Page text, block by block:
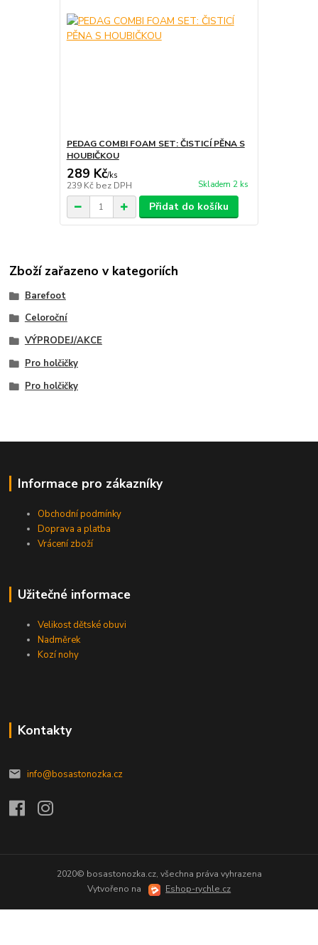
PEDAG COMBI FOAM SET: ČISTICÍ PĚNA S
HOUBIČKOU
289 Kč/ks
239 Kč bez DPH Skladem 2 ks
Přidat do košíku
Zboží zařazeno v kategoriích
Barefoot
Celoroční
VÝPRODEJ/AKCE
Pro holčičky
Pro holčičky
Informace pro zákazníky
Obchodní podmínky
Doprava a platba
Vrácení zboží
Užitečné informace
Velikost dětské obuvi
Nadměrek
Kozí nohy
Kontakty
info@bosastonozka.cz
2020© bosastonozka.cz, všechna práva vyhrazena
Vytvořeno na
Eshop-rychle.cz